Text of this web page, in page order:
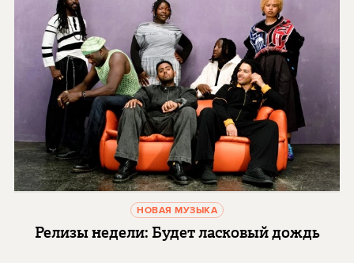
НОВАЯ МУЗЫКА
Релизы недели: Будет ласковый дождь